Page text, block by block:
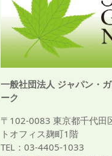
一般社団法人 ジャパン・
ーク
〒102-0083 東京都千代田
トオフィス麹町1階
TEL：03-4405-1033